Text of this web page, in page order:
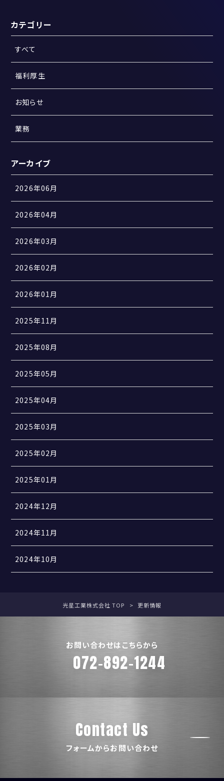
カテゴリー
すべて
福利厚生
お知らせ
業務
アーカイブ
2026年06月
2026年04月
2026年03月
2026年02月
2026年01月
2025年11月
2025年08月
2025年05月
2025年04月
2025年03月
2025年02月
2025年01月
2024年12月
2024年11月
2024年10月
光星工業株式会社 TOP 更新情報
お問い合わせはこちらから
072-892-1244
Contact Us
フォームからお問い合わせ